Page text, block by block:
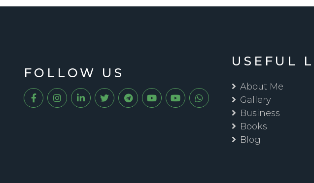
FOLLOW US
USEFUL
About Me
Gallery
Business
Books
Blog